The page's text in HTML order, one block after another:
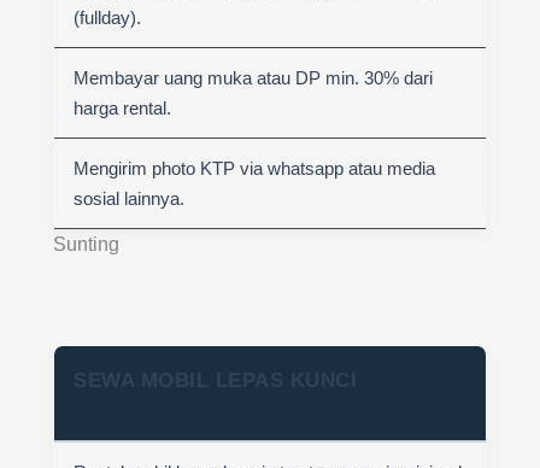
Sunting
(fullday).
Membayar uang muka atau DP min. 30% dari
harga rental.
Mengirim photo KTP via whatsapp atau media
sosial lainnya.
SEWA MOBIL LEPAS KUNCI